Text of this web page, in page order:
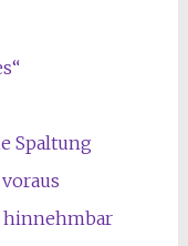
Spaltung
hinnehmbar